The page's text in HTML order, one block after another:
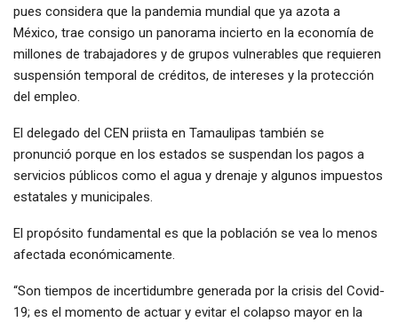
pues considera que la pandemia mundial que ya azota a
México, trae consigo un panorama incierto en la economía de
millones de trabajadores y de grupos vulnerables que requieren
suspensión temporal de créditos, de intereses y la protección
del empleo.
El delegado del CEN priista en Tamaulipas también se
pronunció porque en los estados se suspendan los pagos a
servicios públicos como el agua y drenaje y algunos impuestos
estatales y municipales.
El propósito fundamental es que la población se vea lo menos
afectada económicamente.
“Son tiempos de incertidumbre generada por la crisis del Covid-
19; es el momento de actuar y evitar el colapso mayor en la